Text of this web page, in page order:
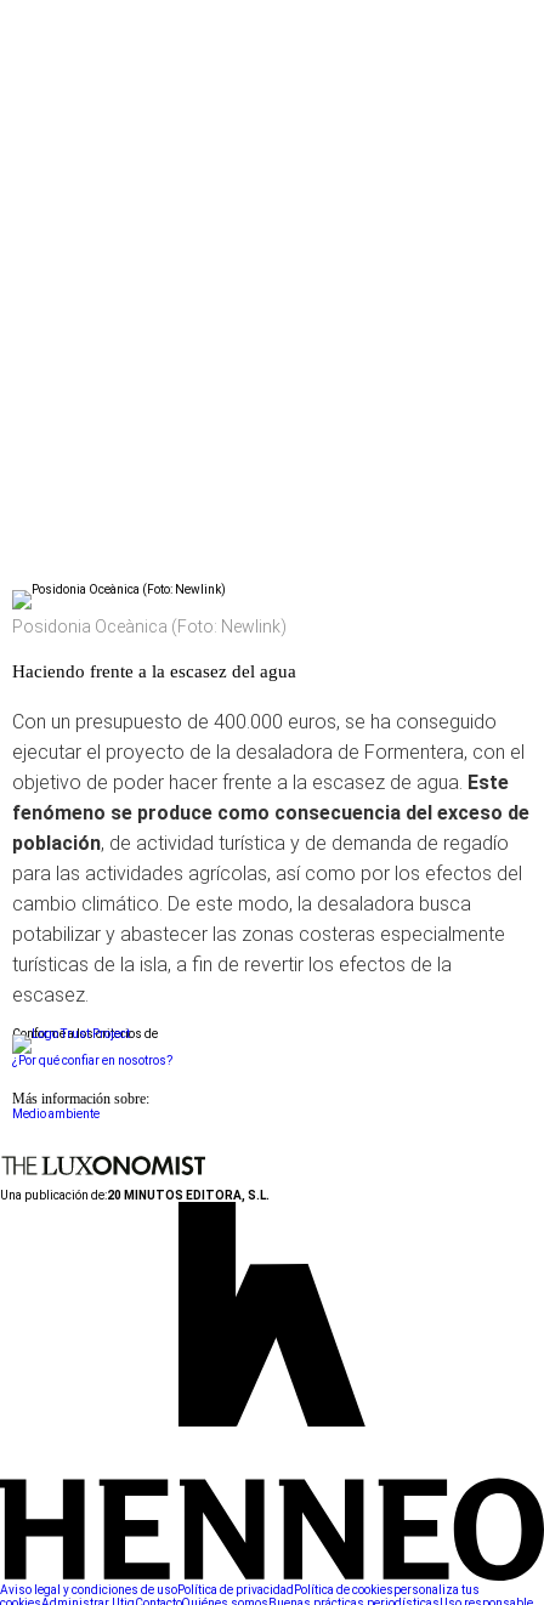
Posidonia Oceànica (Foto: Newlink)
Haciendo frente a la escasez del agua
Con un presupuesto de 400.000 euros, se ha conseguido
ejecutar el proyecto de la desaladora de Formentera, con el
objetivo de poder hacer frente a la escasez de agua. Este
fenómeno se produce como consecuencia del exceso de
población, de actividad turística y de demanda de regadío
para las actividades agrícolas, así como por los efectos del
cambio climático. De este modo, la desaladora busca
potabilizar y abastecer las zonas costeras especialmente
turísticas de la isla, a fin de revertir los efectos de la
escasez.
Conforme a los criterios de
¿Por qué confiar en nosotros?
Más información sobre:
Medio ambiente
Una publicación de:20 MINUTOS EDITORA, S.L.
Aviso legal y condiciones de usoPolítica de privacidad Política de cookiespersonaliza tus